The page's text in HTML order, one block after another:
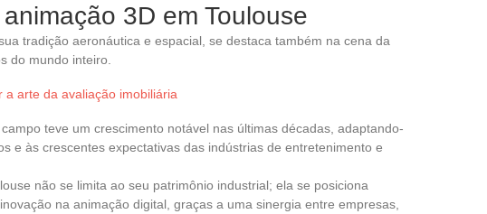
3D em Toulouse
tradição aeronáutica e espacial, se destaca também na cena da
do mundo inteiro.
a arte da avaliação imobiliária
campo teve um crescimento notável nas últimas décadas, adaptando-
e às crescentes expectativas das indústrias de entretenimento e
não se limita ao seu patrimônio industrial; ela se posiciona
na animação digital, graças a uma sinergia entre empresas,